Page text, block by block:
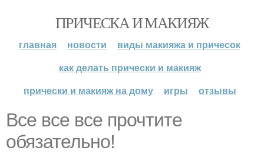
ПРИЧЕСКА И МАКИЯЖ
главная новости
виды макияжа и причесок
как делать прически и макияж
прически и макияж на дому
игры отзывы
Все все все прочтите
обязательно!